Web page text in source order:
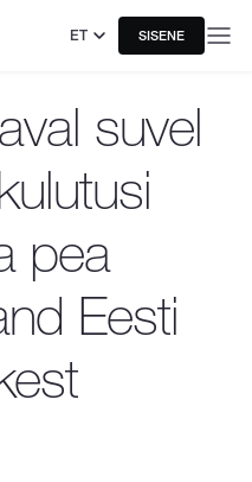
ET SISENE
suvel
pea
Eesti